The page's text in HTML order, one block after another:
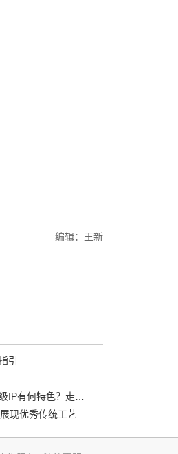
编辑：王新
引
现优秀传统工艺